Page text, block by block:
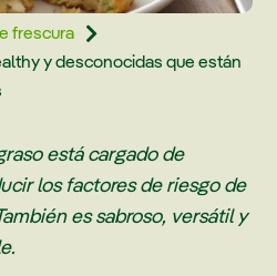
frescura 
y desconocidas que están
está cargado de
los factores de riesgo de
es sabroso, versátil y